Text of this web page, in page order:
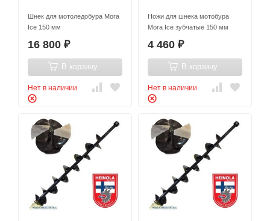
Шнек для мотоледобура Mora
Ice 150 мм
16 800 ₽
В корзину
Нет в наличии
Ножи для шнека мотобура
Mora Ice зубчатые 150 мм
4 460 ₽
В корзину
Нет в наличии